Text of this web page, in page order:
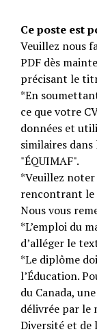
Ce poste est
Veuillez nous
PDF dès
précisant le
*En
ce que votre
données et
similaires dans
"ÉQUIMAF".
*Veuillez noter
rencontrant le
Nous vous
*L’emploi du
d’alléger le
*Le diplôme
l’Éducation.
du Canada,
délivrée par le
Diversité et de